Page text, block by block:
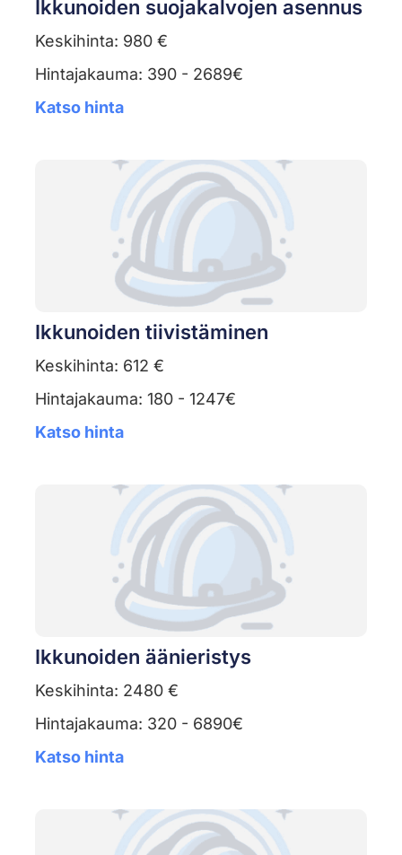
Ikkunoiden suojakalvojen asennus
Keskihinta: 980 €
Hintajakauma: 390 - 2689€
Katso hinta
Ikkunoiden tiivistäminen
Keskihinta: 612 €
Hintajakauma: 180 - 1247€
Katso hinta
Ikkunoiden äänieristys
Keskihinta: 2480 €
Hintajakauma: 320 - 6890€
Katso hinta